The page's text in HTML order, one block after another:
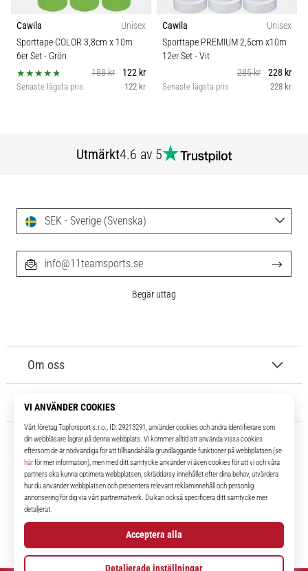
Cawila
Unisex
Sporttape COLOR 3,8cm x 10m
6er Set- Grön
188 kr
122 kr
Senaste lägsta pris 122 kr
Cawila
Unisex
Sporttape PREMIUM 2,5cm x10m
12er Set- Vit
285 kr
228 kr
Senaste lägsta pris 228 kr
Utmärkt4.6 av 5
11teamsports.se
I över 16 år har vi varit dina lagkamrater, vilket ger dig de bästa och
senaste fotbollsprodukterna.
FacebookInstagramYouTube
Om oss
Kundtjänst
SEK - Sverige (Svenska)
info@11teamsports.se
Begär uttag